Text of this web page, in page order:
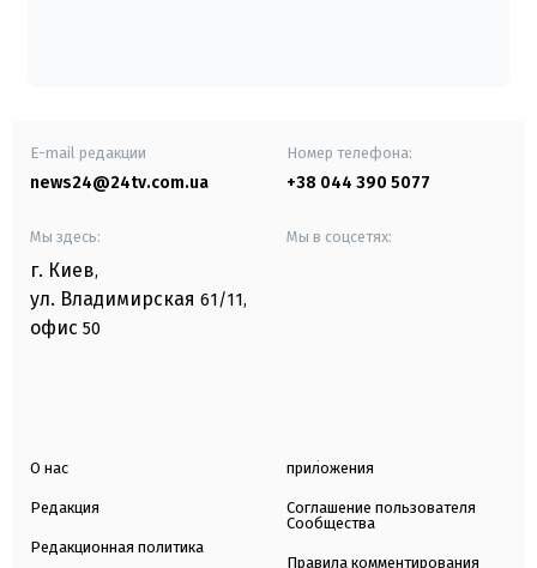
E-mail редакции
news24@24tv.com.ua
Номер телефона:
+38 044 390 5077
Мы здесь:
г. Киев,
ул. Владимирская 61/11,
офис 50
Мы в соцсетях:
О нас
Редакция
Редакционная политика
приложения
Соглашение пользователя
Сообщества
Правила комментирования